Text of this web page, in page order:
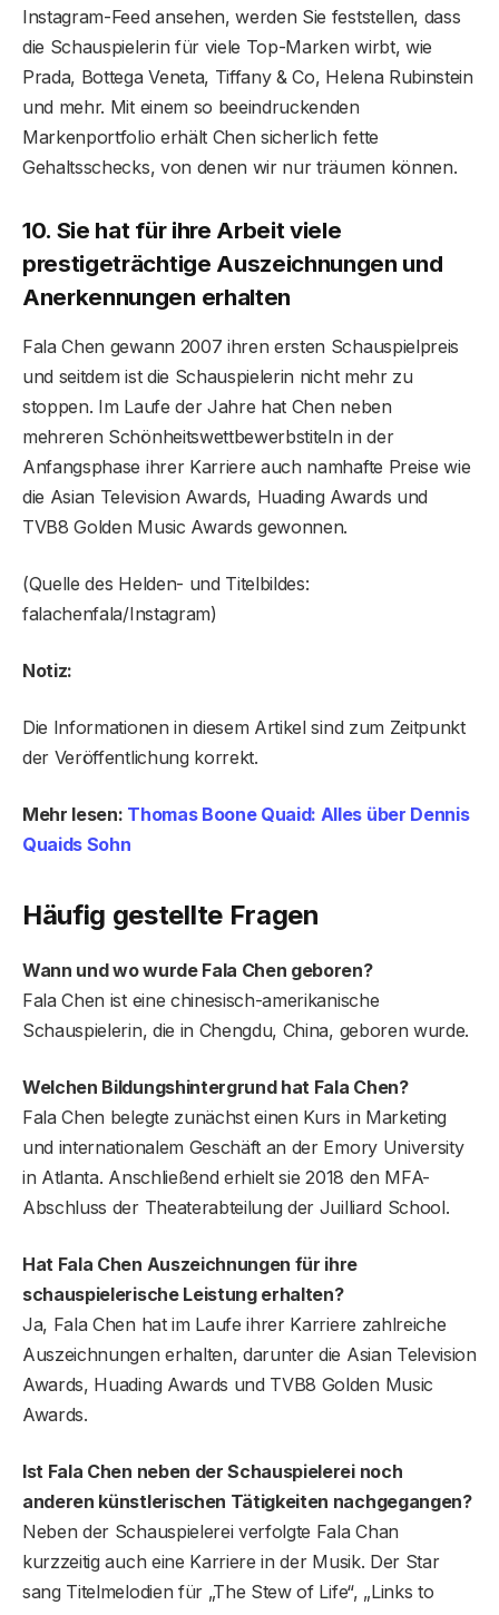
Instagram-Feed ansehen, werden Sie feststellen, dass
die Schauspielerin für viele Top-Marken wirbt, wie
Prada, Bottega Veneta, Tiffany & Co, Helena Rubinstein
und mehr. Mit einem so beeindruckenden
Markenportfolio erhält Chen sicherlich fette
Gehaltsschecks, von denen wir nur träumen können.
10. Sie hat für ihre Arbeit viele
prestigeträchtige Auszeichnungen und
Anerkennungen erhalten
Fala Chen gewann 2007 ihren ersten Schauspielpreis
und seitdem ist die Schauspielerin nicht mehr zu
stoppen. Im Laufe der Jahre hat Chen neben
mehreren Schönheitswettbewerbstiteln in der
Anfangsphase ihrer Karriere auch namhafte Preise wie
die Asian Television Awards, Huading Awards und
TVB8 Golden Music Awards gewonnen.
(Quelle des Helden- und Titelbildes:
falachenfala/Instagram)
Notiz:
Die Informationen in diesem Artikel sind zum Zeitpunkt
der Veröffentlichung korrekt.
Mehr lesen: Thomas Boone Quaid: Alles über Dennis
Quaids Sohn
Häufig gestellte Fragen
Wann und wo wurde Fala Chen geboren?
Fala Chen ist eine chinesisch-amerikanische
Schauspielerin, die in Chengdu, China, geboren wurde.
Welchen Bildungshintergrund hat Fala Chen?
Fala Chen belegte zunächst einen Kurs in Marketing
und internationalem Geschäft an der Emory University
in Atlanta. Anschließend erhielt sie 2018 den MFA-
Abschluss der Theaterabteilung der Juilliard School.
Hat Fala Chen Auszeichnungen für ihre
schauspielerische Leistung erhalten?
Ja, Fala Chen hat im Laufe ihrer Karriere zahlreiche
Auszeichnungen erhalten, darunter die Asian Television
Awards, Huading Awards und TVB8 Golden Music
Awards.
Ist Fala Chen neben der Schauspielerei noch
anderen künstlerischen Tätigkeiten nachgegangen?
Neben der Schauspielerei verfolgte Fala Chan
kurzzeitig auch eine Karriere in der Musik. Der Star
sang Titelmelodien für „The Stew of Life“, „Links to